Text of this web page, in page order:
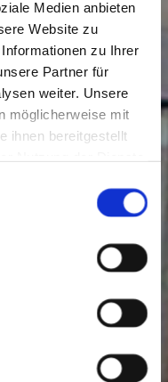
Medien anbieten
Website zu
zu Ihrer
Partner für
weiter. Unsere
möglicherweise mit
ihnen bereitgestellt
der Kunden